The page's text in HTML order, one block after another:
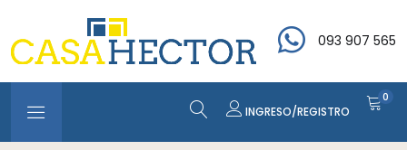
093 907 565
INGRESO/REGISTRO
0